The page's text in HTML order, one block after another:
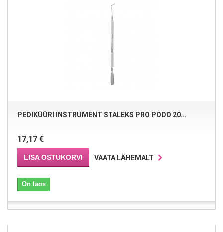
PEDIKÜÜRI INSTRUMENT STALEKS PRO PODO 20...
17,17 €
LISA OSTUKORVI VAATA LÄHEMALT
On laos